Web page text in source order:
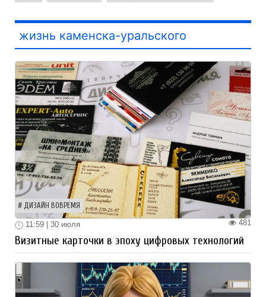
жизнь каменска-уральского
ДИЗАЙН ВОВРЕМЯ
481
11:59 | 30 июля
Визитные карточки в эпоху цифровых технологий